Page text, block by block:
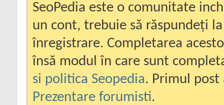
SeoPedia este o comunitate
un cont, trebuie să răspundeți
înregistrare. Completarea
însă modul în care sunt
si politica Seopedia. Primul
Prezentare forumisti.